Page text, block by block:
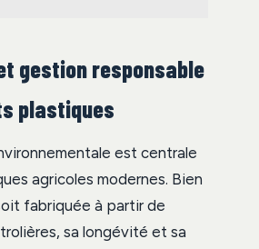
gestion responsable
plastiques
est centrale
agricoles modernes. Bien
fabriquée à partir de
sa longévité et sa